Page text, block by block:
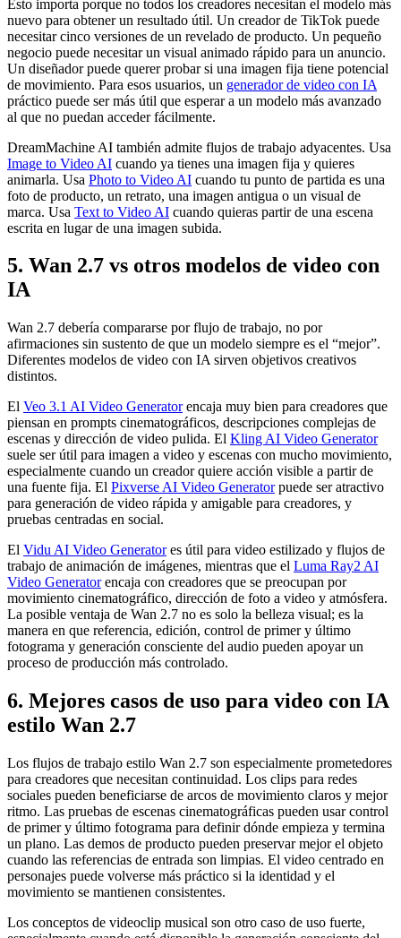
Esto importa porque no todos los creadores necesitan el modelo más
nuevo para obtener un resultado útil. Un creador de TikTok puede
necesitar cinco versiones de un revelado de producto. Un pequeño
negocio puede necesitar un visual animado rápido para un anuncio.
Un diseñador puede querer probar si una imagen fija tiene potencial
de movimiento. Para esos usuarios, un generador de video con IA
práctico puede ser más útil que esperar a un modelo más avanzado
al que no puedan acceder fácilmente.
DreamMachine AI también admite flujos de trabajo adyacentes. Usa
Image to Video AI cuando ya tienes una imagen fija y quieres
animarla. Usa Photo to Video AI cuando tu punto de partida es una
foto de producto, un retrato, una imagen antigua o un visual de
marca. Usa Text to Video AI cuando quieras partir de una escena
escrita en lugar de una imagen subida.
5. Wan 2.7 vs otros modelos de video con
IA
Wan 2.7 debería compararse por flujo de trabajo, no por
afirmaciones sin sustento de que un modelo siempre es el “mejor”.
Diferentes modelos de video con IA sirven objetivos creativos
distintos.
El Veo 3.1 AI Video Generatorencaja muy bien para creadores que
piensan en prompts cinematográficos, descripciones complejas de
escenas y dirección de video pulida. El Kling AI Video Generator
suele ser útil para imagen a video y escenas con mucho movimiento,
especialmente cuando un creador quiere acción visible a partir de
una fuente fija. El Pixverse AI Video Generatorpuede ser atractivo
para generación de video rápida y amigable para creadores, y
pruebas centradas en social.
El Vidu AI Video Generatores útil para video estilizado y flujos de
trabajo de animación de imágenes, mientras que el Luma Ray2 AI
Video Generatorencaja con creadores que se preocupan por
movimiento cinematográfico, dirección de foto a video y atmósfera.
La posible ventaja de Wan 2.7 no es solo la belleza visual; es la
manera en que referencia, edición, control de primer y último
fotograma y generación consciente del audio pueden apoyar un
proceso de producción más controlado.
6. Mejores casos de uso para video con IA
estilo Wan 2.7
Los flujos de trabajo estilo Wan 2.7 son especialmente prometedores
para creadores que necesitan continuidad. Los clips para redes
sociales pueden beneficiarse de arcos de movimiento claros y mejor
ritmo. Las pruebas de escenas cinematográficas pueden usar control
de primer y último fotograma para definir dónde empieza y termina
un plano. Las demos de producto pueden preservar mejor el objeto
cuando las referencias de entrada son limpias. El video centrado en
personajes puede volverse más práctico si la identidad y el
movimiento se mantienen consistentes.
Los conceptos de videoclip musical son otro caso de uso fuerte,